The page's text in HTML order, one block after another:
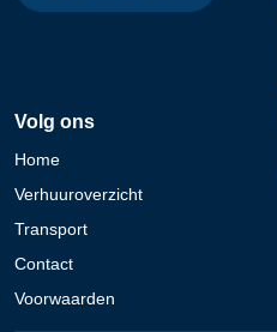
Volg ons
Home
Verhuuroverzicht
Transport
Contact
Voorwaarden